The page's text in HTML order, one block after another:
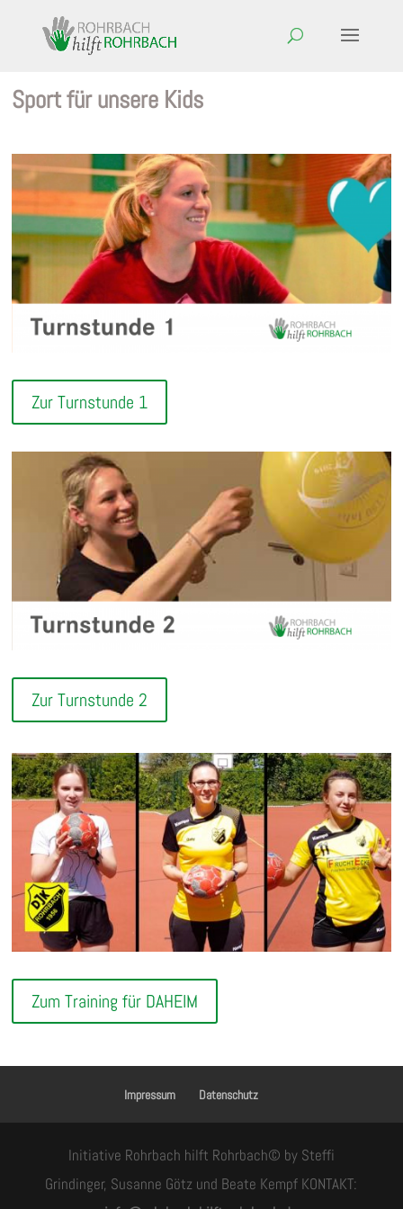
Sport für unsere Kids
Zur Turnstunde 1
Zur Turnstunde 2
Zum Training für DAHEIM
Impressum Datenschutz
Initiative Rohrbach hilft Rohrbach© by Steffi
Grindinger, Susanne Götz und Beate Kempf KONTAKT: